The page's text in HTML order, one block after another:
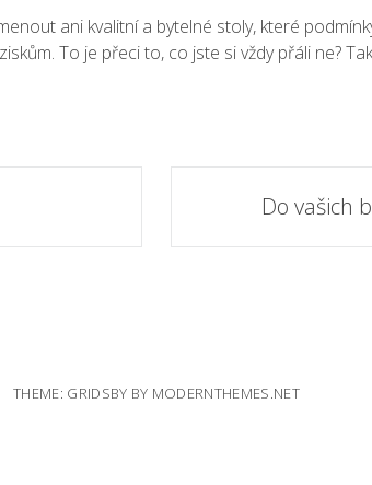
ani kvalitní a bytelné stoly, které
To je přeci to, co jste si vždy přáli ne?
Do vašich
THEME: GRIDSBY BY MODERNTHEMES.NET